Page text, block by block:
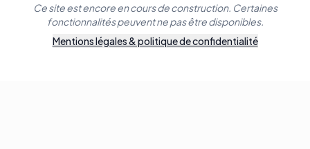
Ce site est encore en cours de construction. Certaines
fonctionnalités peuvent ne pas être disponibles.
Mentions légales & politique de confidentialité